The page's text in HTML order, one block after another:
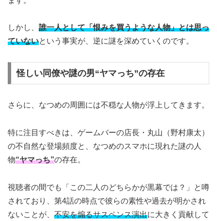
しかし、 誰一人として「恨みを買うような人物」とは思っ
ていないという事実が、逆に謎を深めていくのです。
怪しい同僚や謎の男“ヤマっち”の存在
さらに、なつめの周囲には不穏な人物が浮上してきます。
特に注目すべきは、ゲームバーの店長・丸山（野村康太）
の不自然な登場頻度と、なつめのスマホに現れた謎の人
物“ヤマっち”の存在。
視聴者の間でも「この二人のどちらかが黒幕では？」と噂
されており、第4話の時点で彼らの素性や過去が明かされ
ないことが、 不安を煽るサスペンス演出に大きく貢献して